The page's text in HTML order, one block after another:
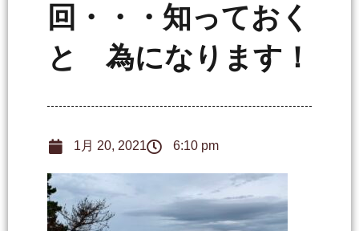
回・・・知っておく
と 為になります！
1月 20, 2021 6:10 pm